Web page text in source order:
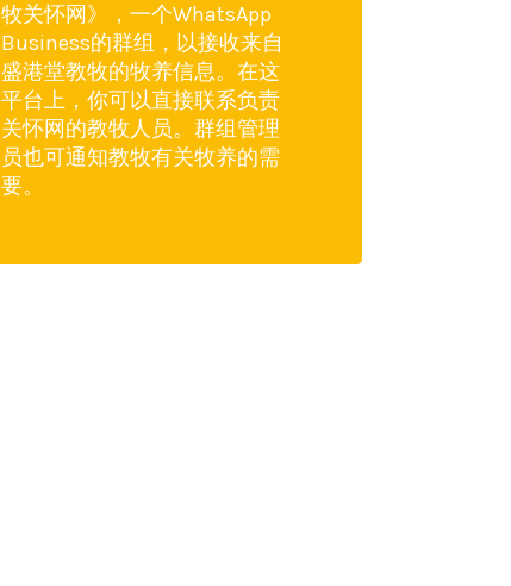
牧关怀网》，一个WhatsApp
Business的群组，以接收来自
盛港堂教牧的牧养信息。在这
平台上，你可以直接联系负责
关怀网的教牧人员。群组管理
员也可通知教牧有关牧养的需
要。